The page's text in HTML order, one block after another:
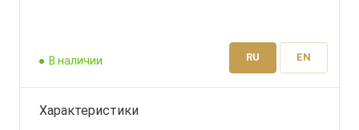
В наличии RU EN
Характеристики